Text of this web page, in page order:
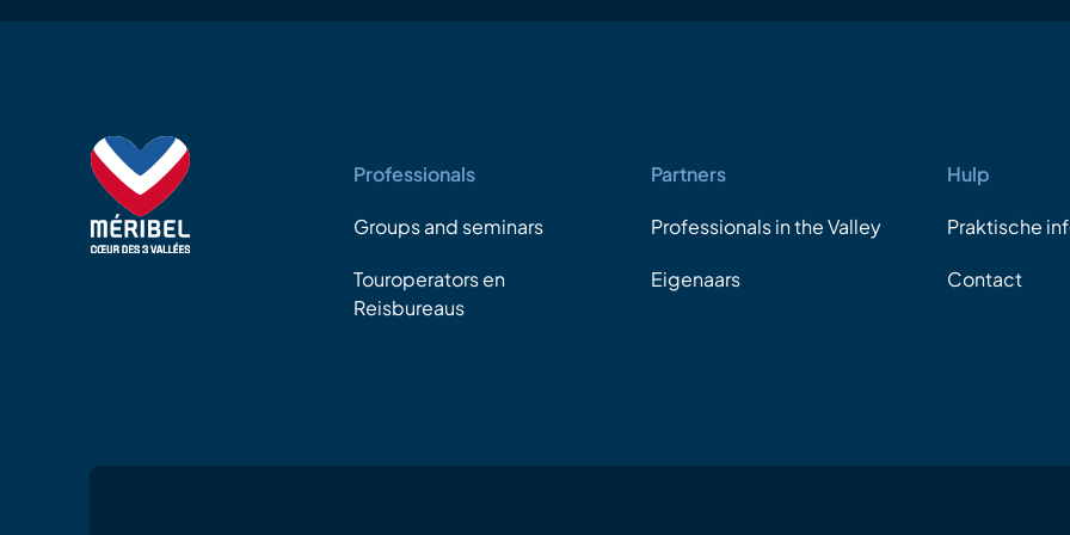
Professionals
Groups and seminars
Touroperators en
Reisbureaus
Partners
Professionals in the Valley
Eigenaars
Hulp
Praktische
Contact